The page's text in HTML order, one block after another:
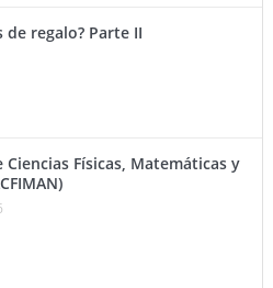
de regalo? Parte II
Ciencias Físicas, Matemáticas y